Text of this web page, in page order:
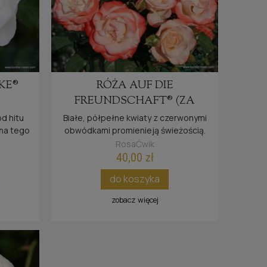
RÓŻA BORDEAUX® KORDES
ROSE BORDEAUX®
45,00 zł
powiadom o dostępności
hitu
tego
nie
RÓŻA AUF DIE
FREUNDSCHAFT® (ZA
PRZYJAŹŃ)
Białe, półpełne kwiaty z czerwonymi
obwódkami promienieją świeżością.
RosaĆwik
40,00 zł
do koszyka
zobacz więcej